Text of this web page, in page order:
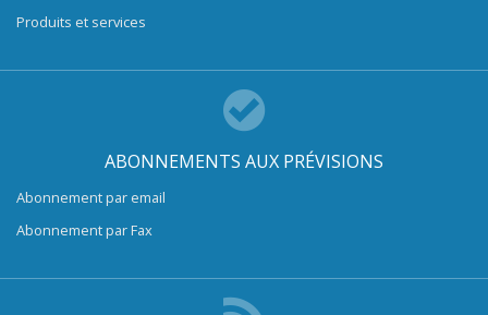
Produits et services
ABONNEMENTS AUX PRÉVISIONS
Abonnement par email
Abonnement par Fax